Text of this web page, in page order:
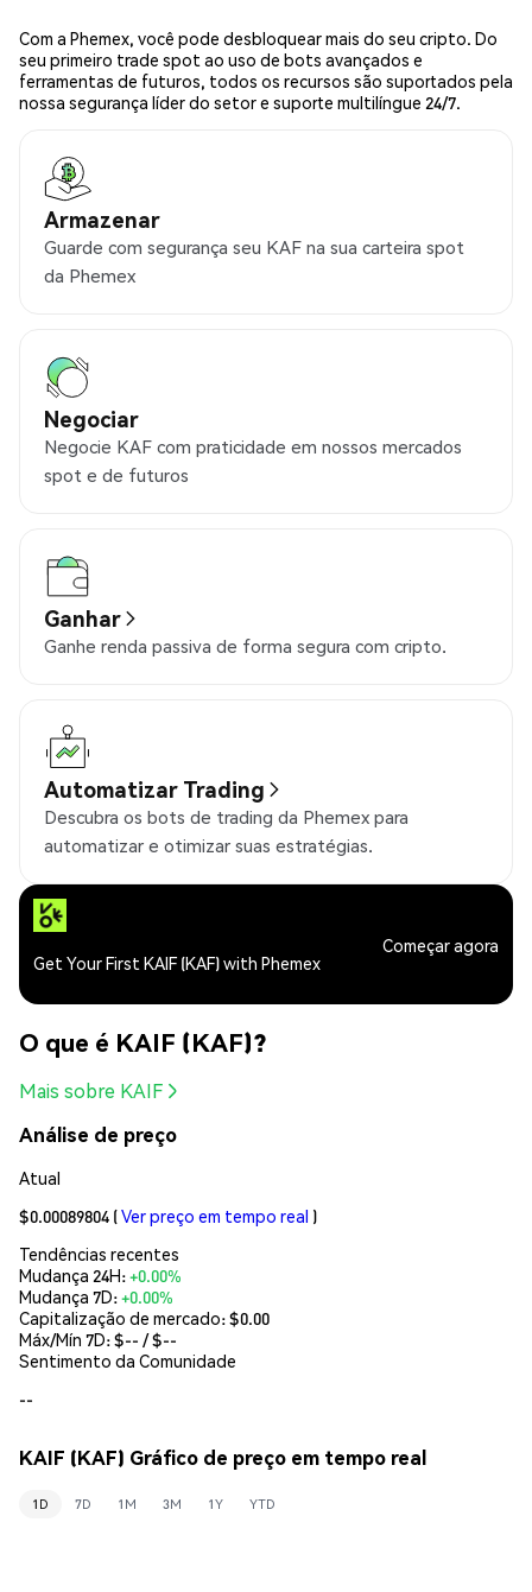
Com a Phemex, você pode desbloquear mais do seu cripto. Do
seu primeiro trade spot ao uso de bots avançados e
ferramentas de futuros, todos os recursos são suportados pela
nossa segurança líder do setor e suporte multilíngue 24/7.
Armazenar
Guarde com segurança seu KAF na sua carteira spot
da Phemex
Negociar
Negocie KAF com praticidade em nossos mercados
spot e de futuros
Ganhar
Ganhe renda passiva de forma segura com cripto.
Automatizar Trading
Descubra os bots de trading da Phemex para
automatizar e otimizar suas estratégias.
Get Your First KAIF (KAF) with Phemex
Começar agora
O que é KAIF (KAF)?
Mais sobre KAIF
Análise de preço
Atual
$0.00089804 (Ver preço em tempo real )
Tendências recentes
Mudança 24H:+0.00%
Mudança 7D:+0.00%
Capitalização de mercado:$0.00
Máx/Mín 7D: $-- / $--
Sentimento da Comunidade
--
KAIF (KAF) Gráfico de preço em tempo real
1D 7D 1M 3M 1Y YTD